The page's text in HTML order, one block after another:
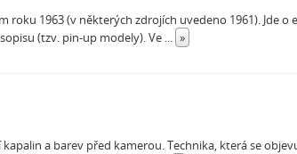
1963 (v některých zdrojích uvedeno 1961). Jde o
(tzv. pin-up modely). Ve ... »
a barev před kamerou. Technika, která se